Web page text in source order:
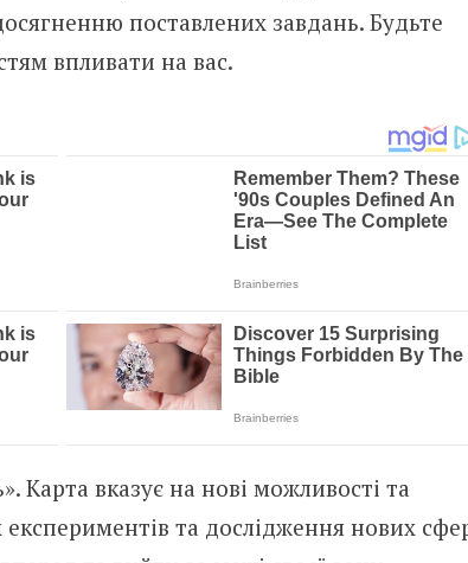
поставлених завдань. Будьте
впливати на вас.
Карта вказує на нові можливості та
та дослідження нових